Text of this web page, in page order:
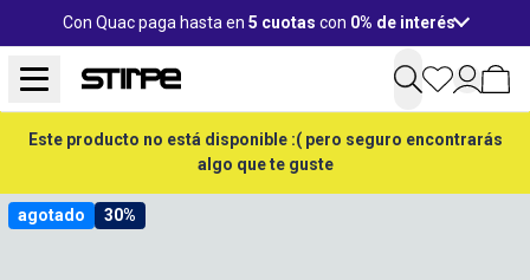
Con Quac paga hasta en 5 cuotas con 0% de interés
Este producto no está disponible :( pero seguro encontrarás
algo que te guste
agotado 30%